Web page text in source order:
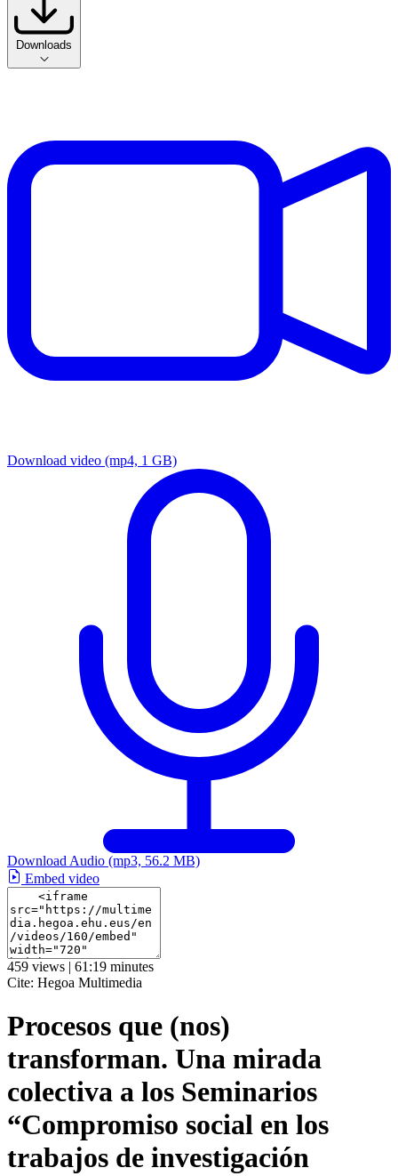
Downloads
Download video (mp4, 1 GB)
Download Audio (mp3, 56.2 MB)
Embed video
459 views | 61:19 minutes
Cite: Hegoa Multimedia
Procesos que (nos)
transforman. Una mirada
colectiva a los Seminarios
“Compromiso social en los
trabajos de investigación